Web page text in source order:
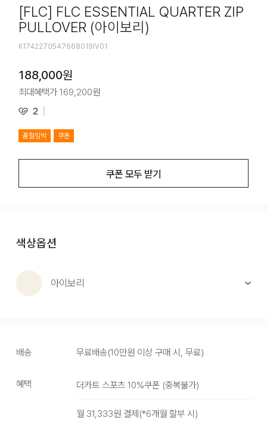
[FLC] FLC ESSENTIAL QUARTER ZIP
PULLOVER (아이보리)
K1742270547668019IV01
188,000원
최대혜택가169,200원
2
품절임박 쿠폰
쿠폰 모두 받기
색상옵션
아이보리
배송 무료배송(10만원 이상 구매 시, 무료)
혜택 더카트 스포츠 10%쿠폰(중복불가)
월 31,333원 결제(*6개월 할부 시)